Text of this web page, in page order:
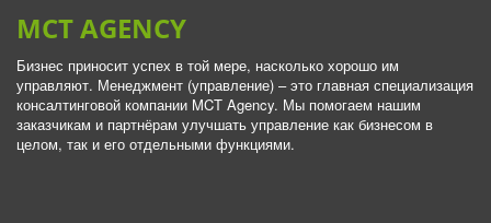
MCT AGENCY
Бизнес приносит успех в той мере, насколько хорошо им
управляют. Менеджмент (управление) – это главная специализация
консалтинговой компании MCT Agency. Мы помогаем нашим
заказчикам и партнёрам улучшать управление как бизнесом в
целом, так и его отдельными функциями.